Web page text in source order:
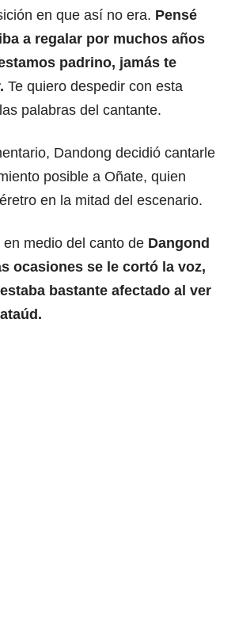
en que así no era. Pensé
a regalar por muchos años
padrino, jamás te
Te quiero despedir con esta
palabras del cantante.
Dandong decidió cantarle
posible a Oñate, quien
en la mitad del escenario.
medio del canto de Dangond
ocasiones se le cortó la voz,
bastante afectado al ver